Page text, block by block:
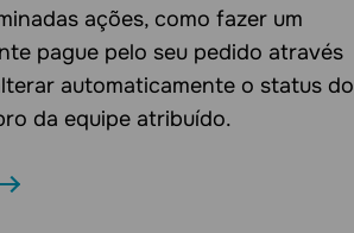
ações, como fazer um
pague pelo seu pedido através
automaticamente o status do
da equipe atribuído.